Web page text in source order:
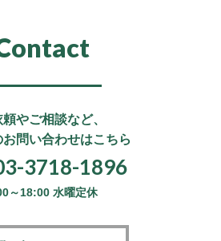
頼やご相談など、
問い合わせはこちら
3718-1896
～18:00 水曜定休